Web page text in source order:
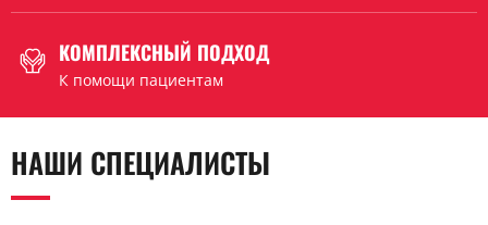
КОМПЛЕКСНЫЙ ПОДХОД
К помощи пациентам
НАШИ СПЕЦИАЛИСТЫ